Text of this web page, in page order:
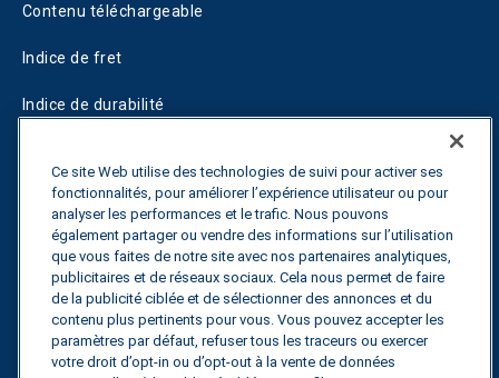
Contenu téléchargeable
Indice de fret
Indice de durabilité
Guides
Fuel Savings Calculator
Calculateur d'optimisation des transports
Suivi des tarifs
Ce site Web utilise des technologies de suivi pour activer ses
fonctionnalités, pour améliorer l’expérience utilisateur ou pour
analyser les performances et le trafic. Nous pouvons
également partager ou vendre des informations sur l’utilisation
que vous faites de notre site avec nos partenaires analytiques,
publicitaires et de réseaux sociaux. Cela nous permet de faire
de la publicité ciblée et de sélectionner des annonces et du
contenu plus pertinents pour vous. Vous pouvez accepter les
paramètres par défaut, refuser tous les traceurs ou exercer
votre droit d’opt-in ou d’opt-out à la vente de données